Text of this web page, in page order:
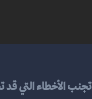
الأخطاء التي